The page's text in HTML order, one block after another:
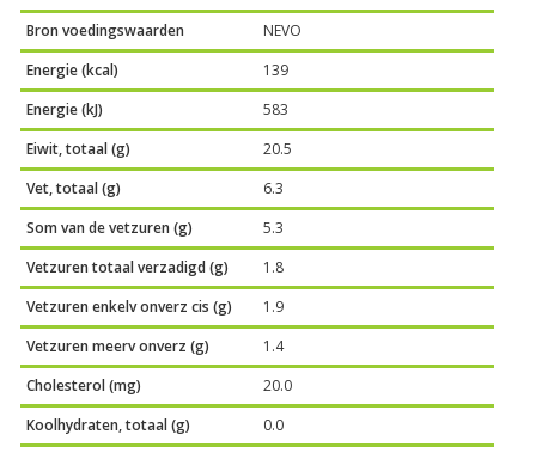
Bron voedingswaarden
NEVO
Energie (kcal)
139
Energie (kJ)
583
Eiwit, totaal (g)
20.5
Vet, totaal (g)
6.3
Som van de vetzuren (g)
5.3
Vetzuren totaal verzadigd (g)
1.8
Vetzuren enkelv onverz cis (g)
1.9
Vetzuren meerv onverz (g)
1.4
Cholesterol (mg)
20.0
Koolhydraten, totaal (g)
0.0